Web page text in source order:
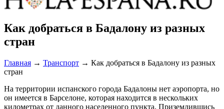
Как добраться в Бадалону из разных
стран
Главная → Транспорт → Как добраться в Бадалону из разных
стран
На территории испанского города Бадалоны нет аэропорта, но
он имеется в Барселоне, которая находится в нескольких
километрах от данного населенного пункта. Приземлившись